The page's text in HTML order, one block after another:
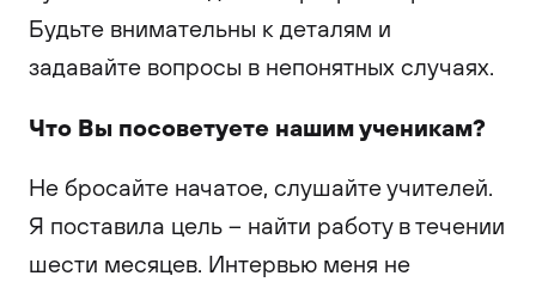
Будьте внимательны к деталям и
задавайте вопросы в непонятных случаях.
Что Вы посоветуете нашим ученикам?
Не бросайте начатое, слушайте учителей.
Я поставила цель – найти работу в течении
шести месяцев. Интервью меня не